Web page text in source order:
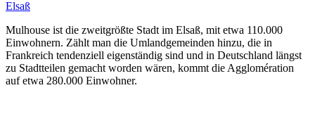
Elsaß
Mulhouse ist die zweitgrößte Stadt im Elsaß, mit etwa 110.000
Einwohnern. Zählt man die Umlandgemeinden hinzu, die in
Frankreich tendenziell eigenständig sind und in Deutschland längst
zu Stadtteilen gemacht worden wären, kommt die Agglomération
auf etwa 280.000 Einwohner.